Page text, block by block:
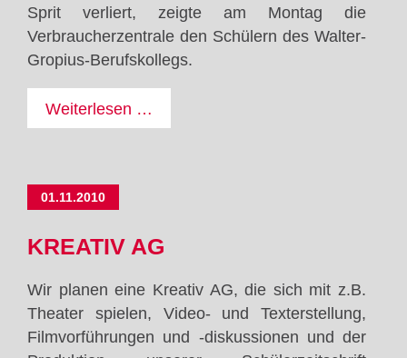
Sprit verliert, zeigte am Montag die
Verbraucherzentrale den Schülern des Walter-
Gropius-Berufskollegs.
Weiterlesen …
Fahren
01.11.2010
KREATIV AG
Wir planen eine Kreativ AG, die sich mit z.B.
Theater spielen, Video- und Texterstellung,
Filmvorführungen und -diskussionen und der